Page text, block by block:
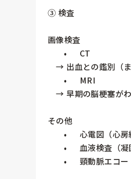
③ 検査
画像検査
→ 出血との鑑別（ま
→ 早期の脳梗塞がわ
その他